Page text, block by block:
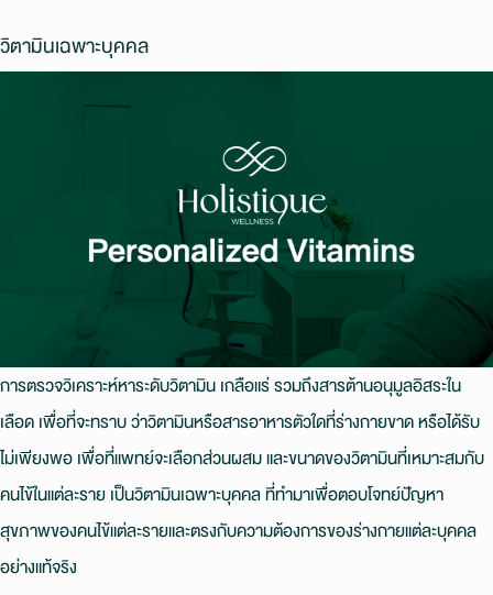
วิตามินเฉพาะบุคคล
การตรวจวิเคราะห์หาระดับวิตามิน เกลือแร่ รวมถึงสารต้านอนุมูลอิสระใน
เลือด เพื่อที่จะทราบ ว่าวิตามินหรือสารอาหารตัวใดที่ร่างกายขาด หรือได้รับ
ไม่เพียงพอ เพื่อที่แพทย์จะเลือกส่วนผสม และขนาดของวิตามินที่เหมาะสมกับ
คนไข้ในแต่ละราย เป็นวิตามินเฉพาะบุคคล ที่ทํามาเพื่อตอบโจทย์ปัญหา
สุขภาพของคนไข้แต่ละรายและตรงกับความต้องการของร่างกายแต่ละบุคคล
อย่างแท้จริง